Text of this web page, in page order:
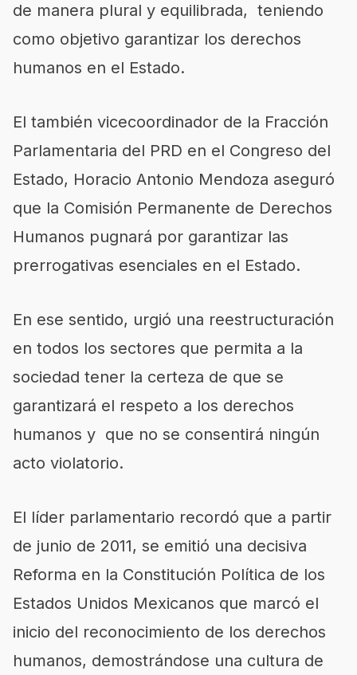
de manera plural y equilibrada, teniendo
como objetivo garantizar los derechos
humanos en el Estado.
El también vicecoordinador de la Fracción
Parlamentaria del PRD en el Congreso del
Estado, Horacio Antonio Mendoza aseguró
que la Comisión Permanente de Derechos
Humanos pugnará por garantizar las
prerrogativas esenciales en el Estado.
En ese sentido, urgió una reestructuración
en todos los sectores que permita a la
sociedad tener la certeza de que se
garantizará el respeto a los derechos
humanos y que no se consentirá ningún
acto violatorio.
El líder parlamentario recordó que a partir
de junio de 2011, se emitió una decisiva
Reforma en la Constitución Política de los
Estados Unidos Mexicanos que marcó el
inicio del reconocimiento de los derechos
humanos, demostrándose una cultura de